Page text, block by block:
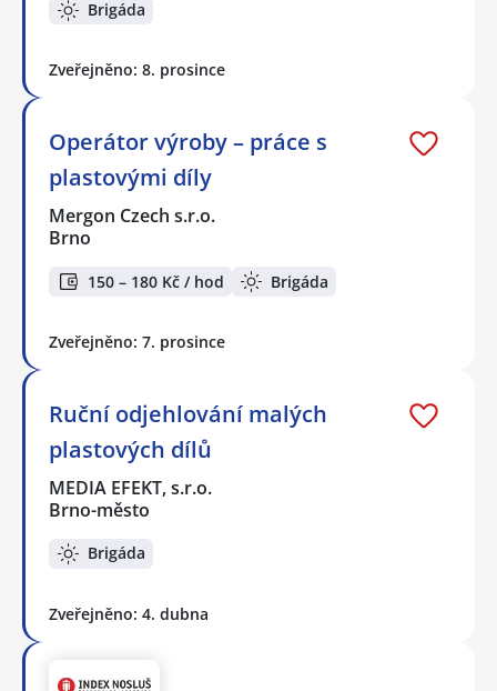
Brigáda
Zveřejněno: 8. prosince
Operátor výroby – práce s
plastovými díly
Mergon Czech s.r.o.
Brno
150 – 180 Kč / hod Brigáda
Zveřejněno: 7. prosince
Ruční odjehlování malých
plastových dílů
MEDIA EFEKT, s.r.o.
Brno-město
Brigáda
Zveřejněno: 4. dubna